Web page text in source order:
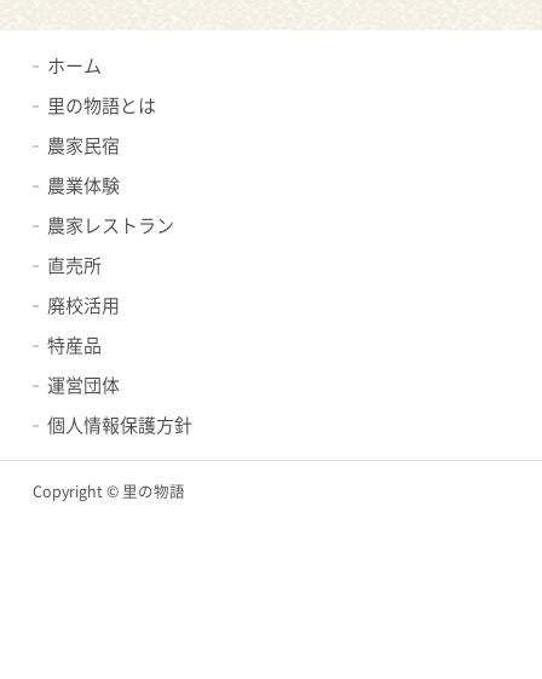
ホーム
里の物語とは
農家民宿
農業体験
農家レストラン
直売所
廃校活用
特産品
運営団体
個人情報保護方針
Copyright © 里の物語